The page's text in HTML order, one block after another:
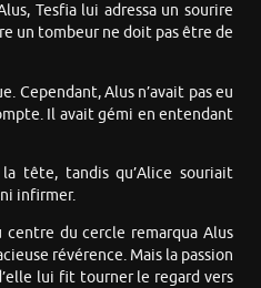
Tesfia lui adressa un sourire
un tombeur ne doit pas être de
Cependant, Alus n’avait pas eu
Il avait gémi en entendant
tête, tandis qu’Alice souriait
infirmer.
centre du cercle remarqua Alus
révérence. Mais la passion
lui fit tourner le regard vers